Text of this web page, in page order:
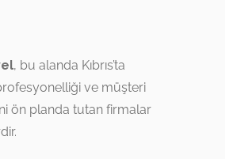
, bu alanda Kıbrıs’ta
ve müşteri
ön planda tutan firmalar